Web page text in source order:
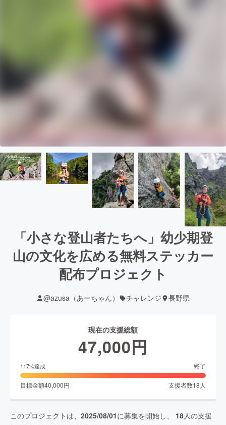
「小さな登山者たちへ」幼少期登
山の文化を広める無料ステッカー
配布プロジェクト
@azusa（あーちゃん） チャレンジ 長野県
現在の支援総額
47,000円
117%達成 終了
目標金額40,000円 支援者数18人
このプロジェクトは、 2025/08/01に募集を開始し、 18人の支援